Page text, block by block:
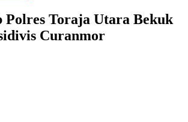
Polres Toraja Utara Bekuk
Curanmor